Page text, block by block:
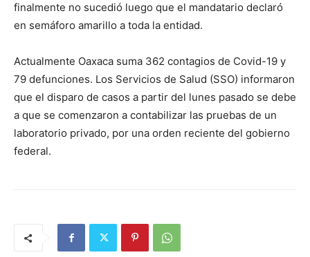
finalmente no sucedió luego que el mandatario declaró
en semáforo amarillo a toda la entidad.
Actualmente Oaxaca suma 362 contagios de Covid-19 y
79 defunciones. Los Servicios de Salud (SSO) informaron
que el disparo de casos a partir del lunes pasado se debe
a que se comenzaron a contabilizar las pruebas de un
laboratorio privado, por una orden reciente del gobierno
federal.